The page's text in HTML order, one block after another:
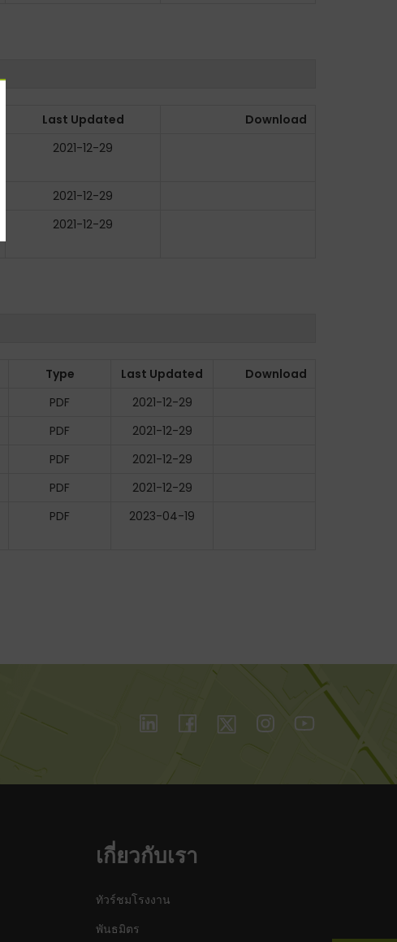
Last Updated
Download
2021-12-29
2021-12-29
2021-12-29
Type Last Updated
Download
PDF
2021-12-29
PDF
2021-12-29
PDF
2021-12-29
PDF
2021-12-29
PDF 2023-04-19
เกี่ยวกับเรา
ทัวร์ชมโรงงาน
พันธมิตร